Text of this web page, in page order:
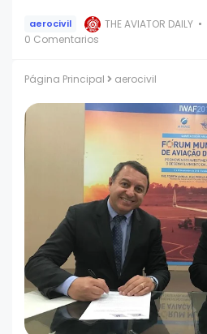
aerocivil THE AVIATOR DAILY
0 Comentarios
Página Principal aerocivil